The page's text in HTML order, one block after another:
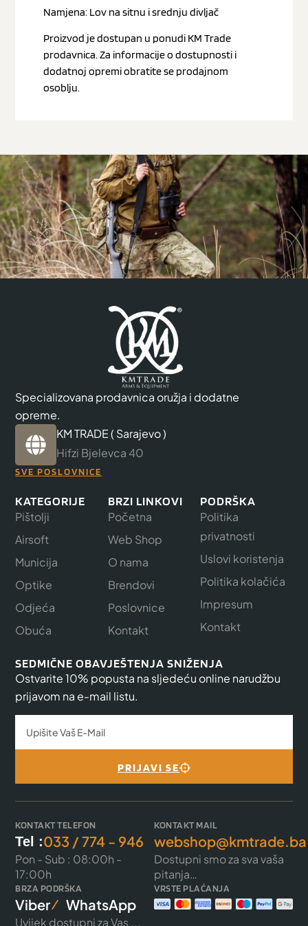
Namjena: Lov na sitnu i srednju divljač
Proizvod je dostupan u ponudi KM Trade
prodavnica. Za informacije o dostupnosti i
dodatnoj opremi obratite se prodajnom
osoblju.
Specializovana prodavnica oružja i dodatne
opreme.
KM TRADE ( Sarajevo )
Hifzi Bjelevca 40
SVE POSLOVNICE
KATEGORIJE
Pištolji
Airsoft
Municija
Optike
Odjeća
Obuća
BRZI LINKOVI
Početna
Web Shop
O nama
Brendovi
Poslovnice
Kontakt
PODRŠKA
Politika
privatnosti
Uslovi koristenja
Politika kolačića
Impresum
Kontakt
SEDMIČNE OBAVJEŠTENJA SNIŽENJA
Ostvarite 10% popusta na sljedeću online narudžbu
prijavom na e-mail listu.
PRIJAVI SE
KONTAKT TELEFON
Tel :033 / 774 - 946
Pon - Sub : 08:00h -
17:00h
KONTAKT MAIL
webshop@kmtrade.ba
Dostupni smo za sva vaša
pitanja…
BRZA PODRŠKA
Viber WhatsApp
Uvijek dostupni za Vas ...
VRSTE PLAĆANJA